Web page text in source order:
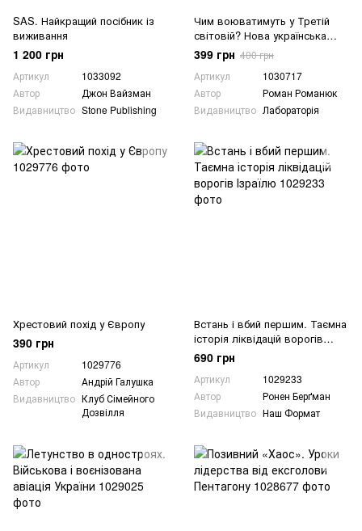
SAS. Найкращий посібник із
виживання
1 200 грн
Артикул
1033092
Автор
Джон Вайзман
Видавництво Stone Publishing
Чим воюватимуть у Третій
світовій? Нова українська
зброя?
399 грн 400 грн
Артикул
1030717
Автор
Роман Романюк
Видавництво Лабораторія
Хрестовий похід у Європу
390 грн
Артикул
1029776
Автор
Андрій Галушка
Видавництво Клуб Сімейного
Дозвілля
Встань і вбий першим. Таємна
історія ліквідацій ворогів
Ізраїлю
690 грн
Артикул
1029233
Автор
Ронен Берґман
Видавництво Наш Формат